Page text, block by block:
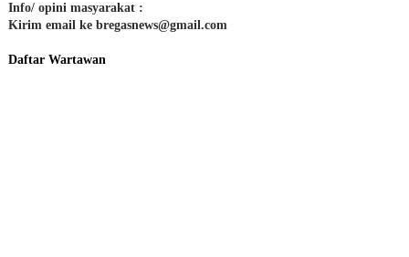
Info/ opini masyarakat :
Kirim email ke bregasnews@gmail.com
Daftar Wartawan